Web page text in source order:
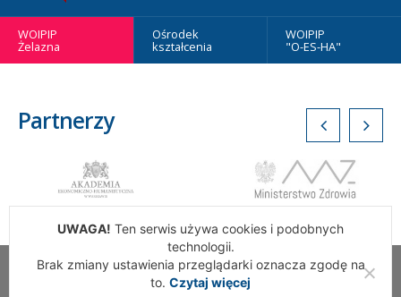
WOIPIP
Żelazna
Ośrodek
kształcenia
WOIPIP
"O-ES-HA"
Partnerzy
Wszelkie Prawa Zastrzeżone. Warszawska Okręgowa Izba
Pielęgniarek i Położnych
UWAGA! Ten serwis używa cookies i podobnych
technologii.
Brak zmiany ustawienia przeglądarki oznacza zgodę na
to. Czytaj więcej